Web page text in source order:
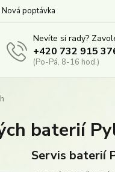
Nová poptávka
Nevíte si rady?
+420 732 915
(Po-Pá, 8-16 hod.)
baterií
Servis baterií